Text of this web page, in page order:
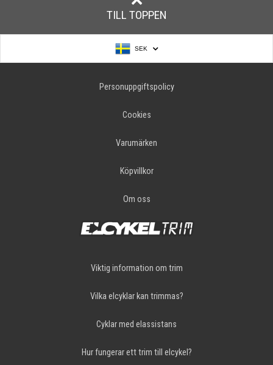
TILL TOPPEN
SEK
Personuppgiftspolicy
Cookies
Varumärken
Köpvillkor
Om oss
Viktig information om trim
Vilka elcyklar kan trimmas?
Cyklar med elassistans
Hur fungerar ett trim till elcykel?